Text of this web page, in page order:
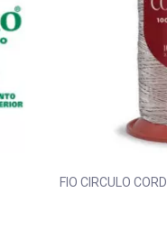
FIO CIRCULO